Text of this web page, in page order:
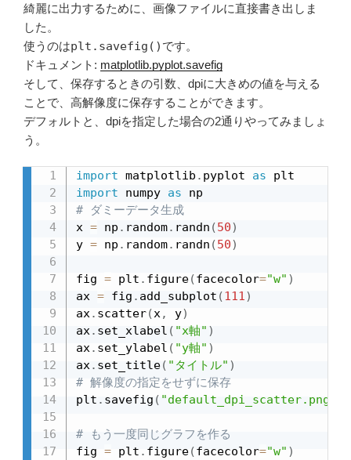
綺麗に出力するために、画像ファイルに直接書き出しま
した。
使うのはplt.savefig() です。
ドキュメント: matplotlib.pyplot.savefig
そして、保存するときの引数、dpiに大きめの値を与える
ことで、高解像度に保存することができます。
デフォルトと、dpiを指定した場合の2通りやってみましょ
う。
import matplotlib . pyplot as
import numpy as
# ダミーデータ生成
x = np . random. randn (50)
y = np . random. randn (50)
fig = plt . figure(facecolor="w" )
ax = fig . add_subplot (111)
ax. scatter(x, y)
ax. set_xlabel ( "x軸" )
ax. set_ylabel ( "y軸" )
ax. set_title( "タイトル" )
# 解像度の指定をせずに保存
plt . savefig ( "default_dpi_scatter.png"
# もう一度同じグラフを作る
fig = plt . figure(facecolor="w" )